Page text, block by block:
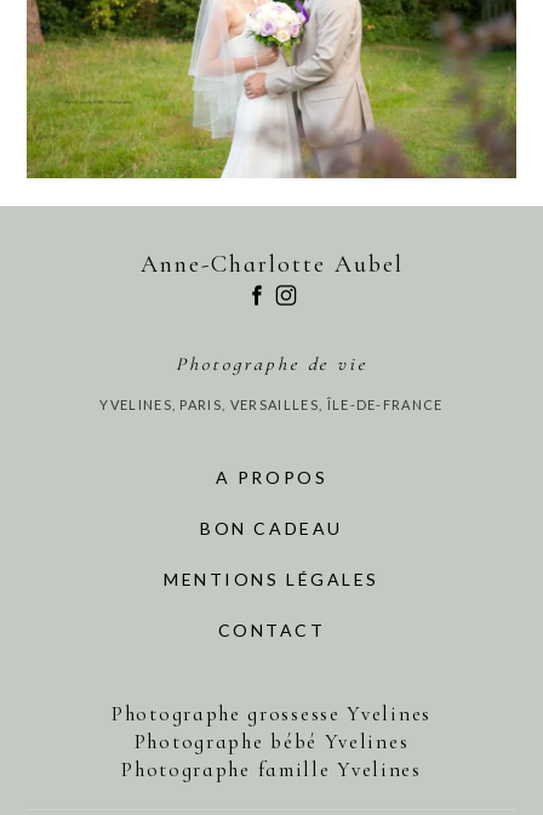
Anne-Charlotte Aubel
Photographe de vie
YVELINES, PARIS, VERSAILLES, ÎLE-DE-FRANCE
A PROPOS
BON CADEAU
MENTIONS LÉGALES
CONTACT
Photographe grossesse Yvelines
Photographe bébé Yvelines
Photographe famille Yvelines